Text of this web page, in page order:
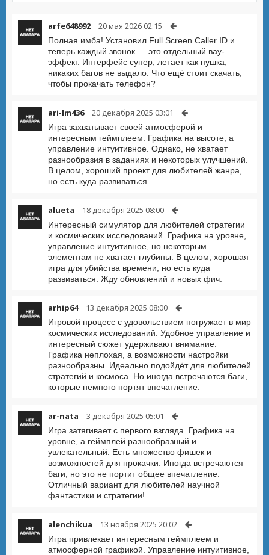
arfe648992 20 мая 2026 02:15
Полная имба! Установил Full Screen Caller ID и
теперь каждый звонок — это отдельный вау-
эффект. Интерфейс супер, летает как пушка,
никаких багов не выдало. Что ещё стоит скачать,
чтобы прокачать телефон?
ari-lm436 20 декабря 2025 03:01
Игра захватывает своей атмосферой и
интересным геймплеем. Графика на высоте, а
управление интуитивное. Однако, не хватает
разнообразия в заданиях и некоторых улучшений.
В целом, хороший проект для любителей жанра,
но есть куда развиваться.
alueta 18 декабря 2025 08:00
Интересный симулятор для любителей стратегии
и космических исследований. Графика на уровне,
управление интуитивное, но некоторым
элементам не хватает глубины. В целом, хорошая
игра для убийства времени, но есть куда
развиваться. Жду обновлений и новых фич.
arhip64 13 декабря 2025 08:00
Игровой процесс с удовольствием погружает в мир
космических исследований. Удобное управление и
интересный сюжет удерживают внимание.
Графика неплохая, а возможности настройки
разнообразны. Идеально подойдёт для любителей
стратегий и космоса. Но иногда встречаются баги,
которые немного портят впечатление.
ar-nata 3 декабря 2025 05:01
Игра затягивает с первого взгляда. Графика на
уровне, а геймплей разнообразный и
увлекательный. Есть множество фишек и
возможностей для прокачки. Иногда встречаются
баги, но это не портит общее впечатление.
Отличный вариант для любителей научной
фантастики и стратегии!
alenchikua 13 ноября 2025 20:02
Игра привлекает интересным геймплеем и
атмосферной графикой. Управление интуитивное,